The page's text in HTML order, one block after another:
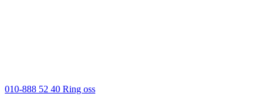
010-888 52 40 Ring oss